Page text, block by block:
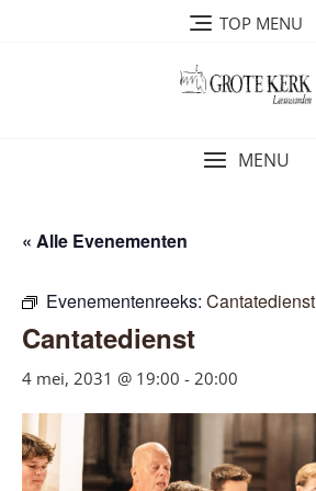
TOP MENU
MENU
« Alle Evenementen
Evenementenreeks: Cantatedienst
Cantatedienst
4 mei, 2031 @ 19:00 - 20:00